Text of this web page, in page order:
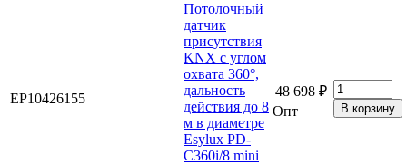
EP10426155
Потолочный
датчик
присутствия
KNX с углом
охвата 360°,
дальность
действия до 8
м в диаметре
Esylux PD-
C360i/8 mini
48 698 ₽
Опт